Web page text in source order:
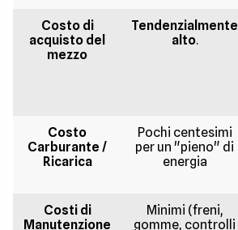
Costo di
acquisto del
mezzo
Tendenzialmente
alto.
Costo
Carburante /
Ricarica
Pochi centesimi
per un "pieno" di
energia
Costi di
Manutenzione
Minimi (freni,
gomme, controlli